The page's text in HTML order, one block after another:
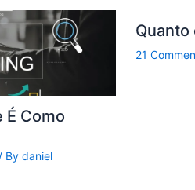
É Como
/ By daniel
Quanto
21